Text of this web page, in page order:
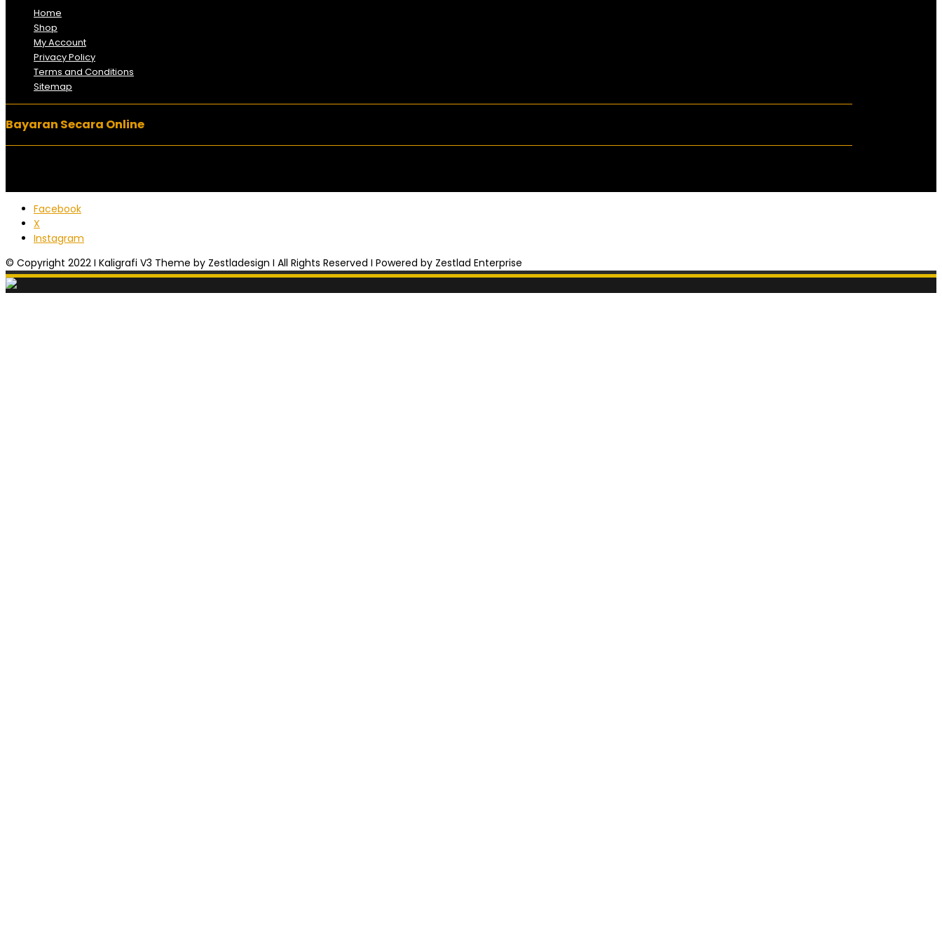
Home
Shop
My Account
Privacy Policy
Terms and Conditions
Sitemap
Bayaran Secara Online
Facebook
X
Instagram
© Copyright 2022 I Kaligrafi V3 Theme by Zestladesign I All Rights Reserved I Powered by Zestlad Enterprise